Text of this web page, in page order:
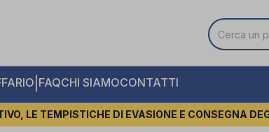
FAQCHI SIAMOCONTATTI
LE TEMPISTICHE DI EVASIONE E CONSEGNA